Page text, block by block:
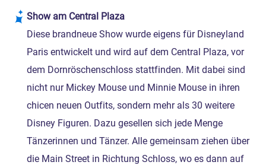
Show am Central Plaza
Diese brandneue Show wurde eigens für Disneyland
Paris entwickelt und wird auf dem Central Plaza, vor
dem Dornröschenschloss stattfinden. Mit dabei sind
nicht nur Mickey Mouse und Minnie Mouse in ihren
chicen neuen Outfits, sondern mehr als 30 weitere
Disney Figuren. Dazu gesellen sich jede Menge
Tänzerinnen und Tänzer. Alle gemeinsam ziehen über
die Main Street in Richtung Schloss, wo es dann auf